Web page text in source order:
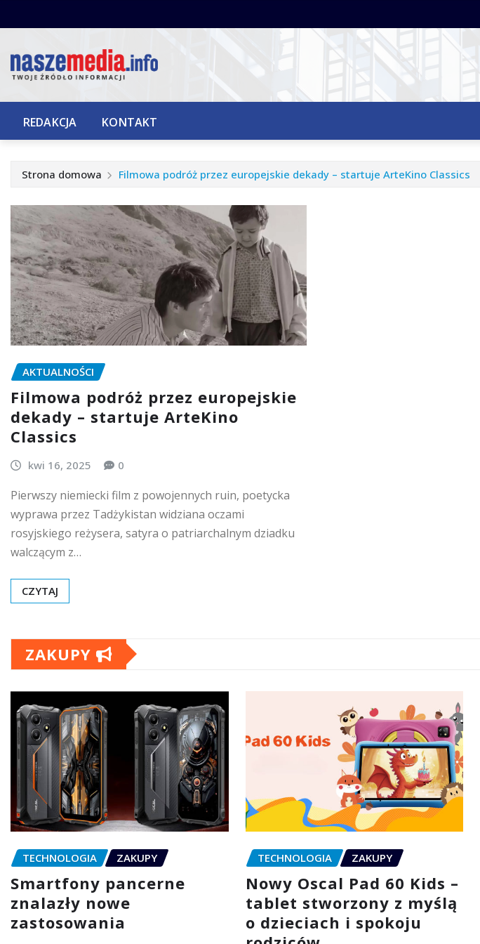
do
REDAKCJA KONTAKT
Strona domowa Filmowa podróż przez europejskie dekady – startuje ArteKino Classics
AKTUALNOŚCI
Filmowa podróż przez europejskie
dekady – startuje ArteKino
Classics
kwi 16, 2025 0
Pierwszy niemiecki film z powojennych ruin, poetycka
wyprawa przez Tadżykistan widziana oczami
rosyjskiego reżysera, satyra o patriarchalnym dziadku
walczącym z…
CZYTAJ
ZAKUPY
TECHNOLOGIA ZAKUPY
Smartfony pancerne
znalazły nowe
zastosowania
TECHNOLOGIA ZAKUPY
Nowy Oscal Pad 60 Kids –
tablet stworzony z myślą
o dzieciach i spokoju